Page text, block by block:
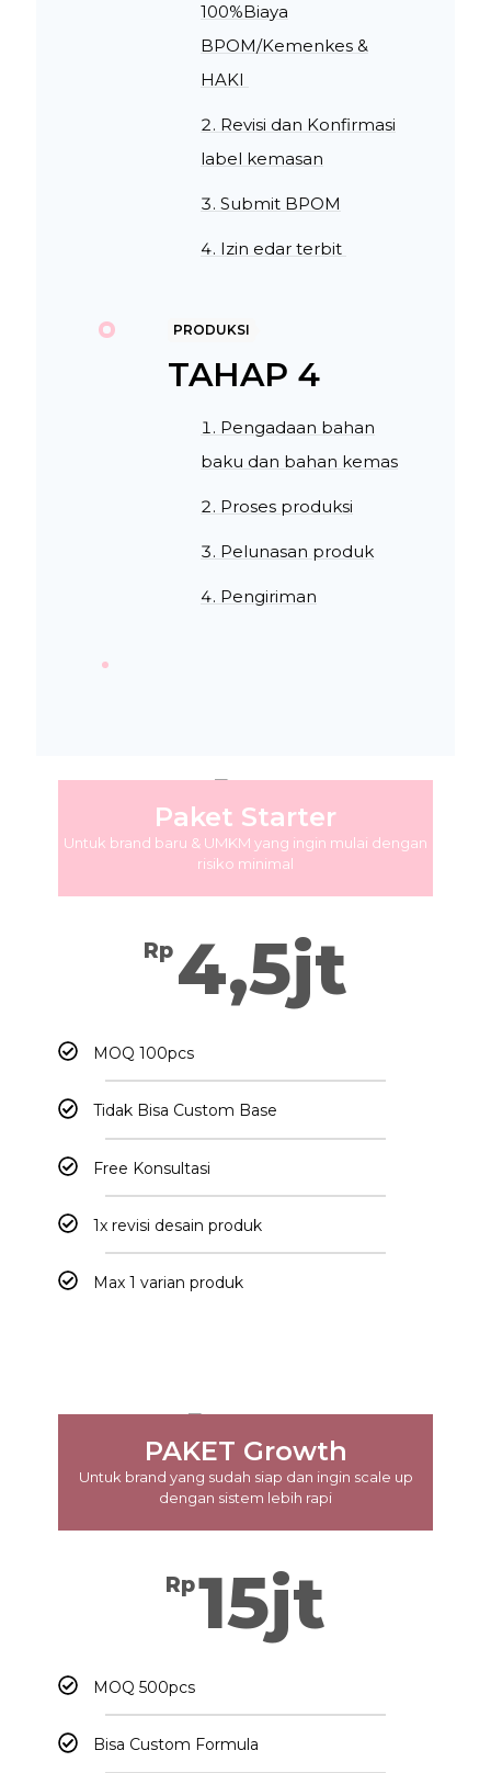
100%Biaya
BPOM/Kemenkes &
HAKI
Revisi dan Konfirmasi
label kemasan
Submit BPOM
Izin edar terbit
PRODUKSI
TAHAP 4
Pengadaan bahan
baku dan bahan kemas
Proses produksi
Pelunasan produk
Pengiriman
Paket Starter
Untuk brand baru & UMKM yang ingin mulai dengan
risiko minimal
Rp 4,5jt
MOQ 100pcs
Tidak Bisa Custom Base
Free Konsultasi
1x revisi desain produk
Max 1 varian produk
PAKET Growth
Untuk brand yang sudah siap dan ingin scale up
dengan sistem lebih rapi
Rp15jt
MOQ 500pcs
Bisa Custom Formula